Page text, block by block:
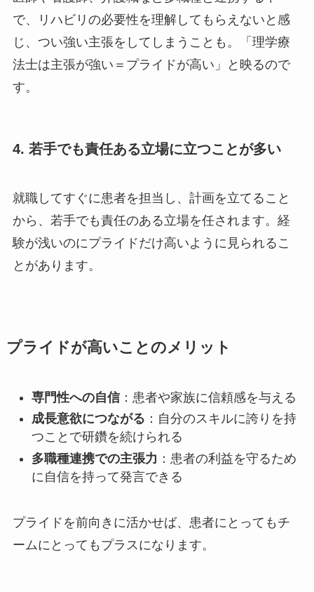
で、リハビリの必要性を理解してもらえないと感
じ、つい強い主張をしてしまうことも。「理学療
法士は主張が強い＝プライドが高い」と映るので
す。
4. 若手でも責任ある立場に立つことが多い
就職してすぐに患者を担当し、計画を立てること
から、若手でも責任のある立場を任されます。経
験が浅いのにプライドだけ高いように見られるこ
とがあります。
プライドが高いことのメリット
専門性への自信：患者や家族に信頼感を与える
成長意欲につながる ：自分のスキルに誇りを持
つことで研鑽を続けられる
多職種連携での主張力 ：患者の利益を守るため
に自信を持って発言できる
プライドを前向きに活かせば、患者にとってもチ
ームにとってもプラスになります。